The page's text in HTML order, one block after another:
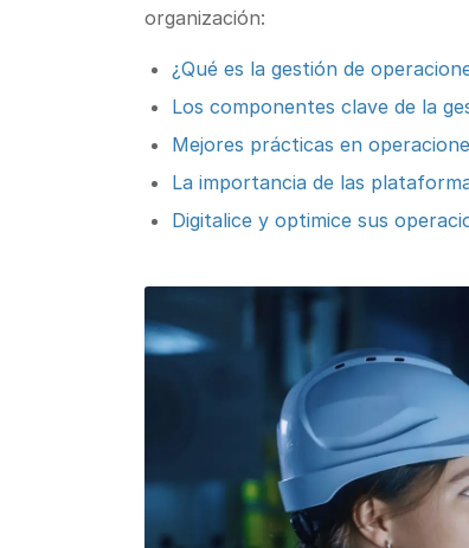
organización:
¿Qué es la gestión de
Los componentes clave de la
Mejores prácticas en
La importancia de las
Digitalice y optimice sus